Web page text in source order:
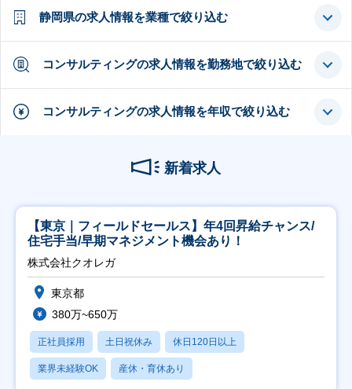
静岡県の求人情報を業種で絞り込む
コンサルティングの求人情報を勤務地で絞り込む
コンサルティングの求人情報を年収で絞り込む
新着求人
【東京｜フィールドセールス】年4回昇給チャンス/
住宅手当/早期マネジメント機会あり！
株式会社クオレガ
東京都
380万~650万
正社員採用 土日祝休み 休日120日以上
業界未経験OK 産休・育休あり